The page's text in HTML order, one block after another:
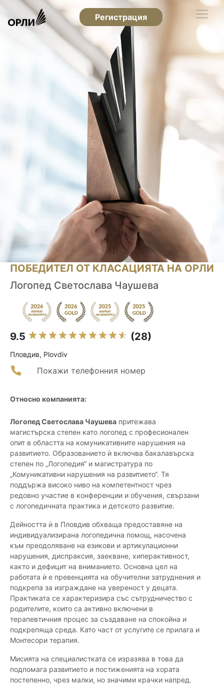
Регистрация
ПОБЕДИТЕЛ ОТ КЛАСАЦИЯТА НА ОРЛИ
Логопед Светослава Чаушева
9.5 (28)
Пловдив, Plovdiv
Покажи телефонния номер
Относно компанията:
Логопед Светослава Чаушева притежава
магистърска степен като логопед с професионален
опит в областта на комуникативните нарушения на
развитието. Образованието ѝ включва бакалавърска
степен по „Логопедия“ и магистратура по
„Комуникативни нарушения на развитието“. Тя
поддържа високо ниво на компетентност чрез
редовно участие в конференции и обучения, свързани
с логопедичната практика и детското развитие.
Дейността ѝ в Пловдив обхваща предоставяне на
индивидуализирана логопедична помощ, насочена
към преодоляване на езикови и артикулационни
нарушения, диспраксия, заекване, хиперактивност,
както и дефицит на вниманието. Основна цел на
работата ѝ е превенцията на обучителни затруднения и
подкрепа за изграждане на увереност у децата.
Практиката се характеризира със сътрудничество с
родителите, които са активно включени в
терапевтичния процес за създаване на спокойна и
подкрепяща среда. Като част от услугите се прилага и
Монтесори терапия.
Мисията на специалистката се изразява в това да
подпомага развитието и постиженията на хората
постепенно, чрез малки, но значими крачки напред.